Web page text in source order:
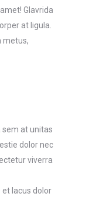
Glavrida
at ligula.
metus,
sem at unitas
dolor nec
viverra
lacus dolor